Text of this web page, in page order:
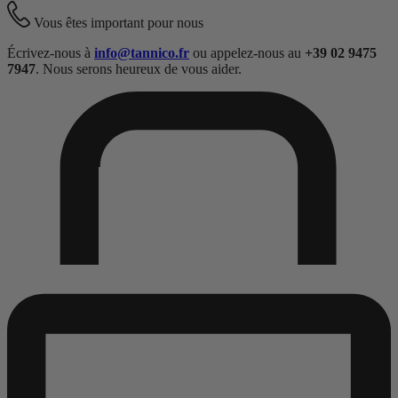
Vous êtes important pour nous
Écrivez-nous à info@tannico.fr ou appelez-nous au +39 02 9475
7947. Nous serons heureux de vous aider.